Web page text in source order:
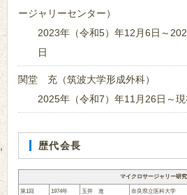
ージャリーセンター）
2023年（令和5）年12月6日～
日
関堂 充（筑波大学形成外科）
2025年（令和7）年11月26日～
歴代会長
マイクロサージャリー研
第1回 1974年 玉井 進 奈良県立医科大学